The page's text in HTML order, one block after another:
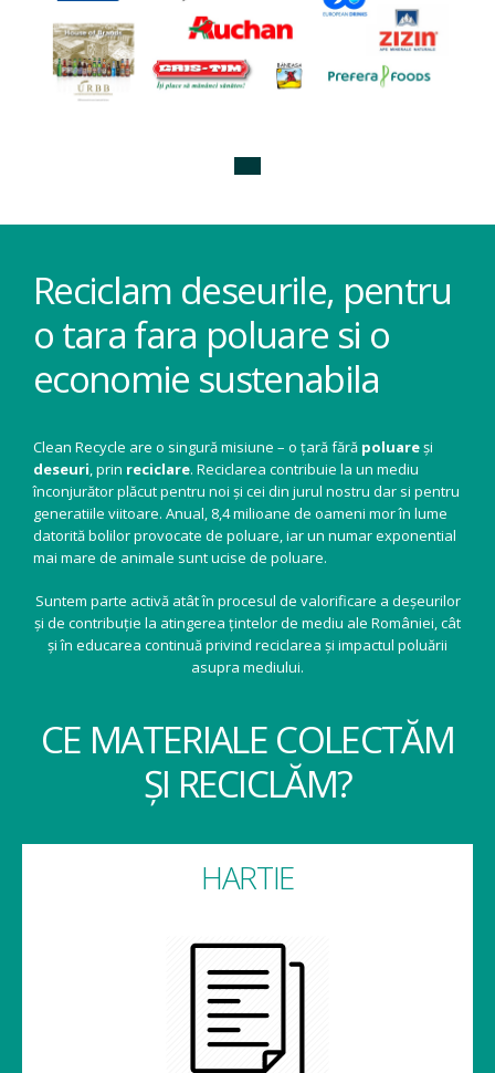
Reciclam deseurile, pentru
o tara fara poluare si o
economie sustenabila
Clean Recycle are o singură misiune – o țară fără poluareși
deseuri, prin reciclare. Reciclarea contribuie la un mediu
înconjurător plăcut pentru noi și cei din jurul nostru dar si pentru
generatiile viitoare. Anual, 8,4 milioane de oameni mor în lume
datorită bolilor provocate de poluare, iar un numar exponential
mai mare de animale sunt ucise de poluare.
Suntem parte activă atât în procesul de valorificare a deșeurilor
și de contribuție la atingerea țintelor de mediu ale României, cât
și în educarea continuă privind reciclarea și impactul poluării
asupra mediului.
CE MATERIALE COLECTĂM
ȘI RECICLĂM?
HARTIE